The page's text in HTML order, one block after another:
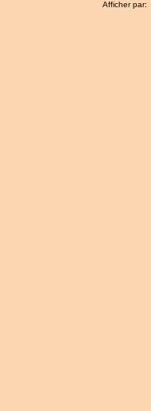
Afficher par: